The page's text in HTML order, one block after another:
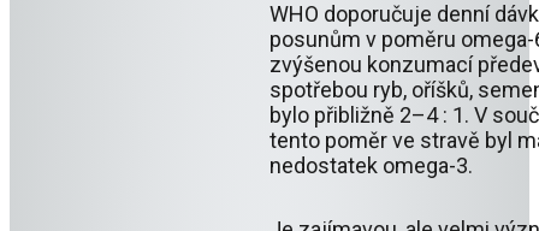
WHO doporučuje denní
posunům v poměru
zvýšenou konzumací
spotřebou ryb, oříšků,
bylo přibližně 2–4 : 1. V
tento poměr ve stravě byl
nedostatek omega-3.